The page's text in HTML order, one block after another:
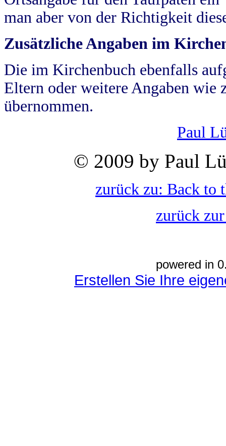
man aber von der Richtigkeit
Zusätzliche Angaben im
Die im Kirchenbuch ebenfalls
Eltern oder weitere Angaben wie
übernommen.
Paul
© 2009 by Paul
zurück zu: Back to
zurück
powered in
Erstellen Sie Ihre